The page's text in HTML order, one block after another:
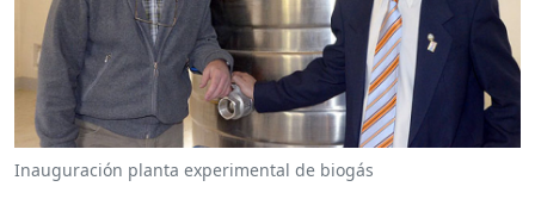
Inauguración planta experimental de biogás